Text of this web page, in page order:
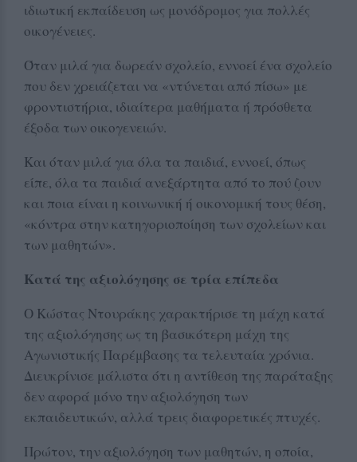
ιδιωτική εκπαίδευση ως μονόδρομος για πολλές
οικογένειες.
Όταν μιλά για δωρεάν σχολείο, εννοεί ένα σχολείο
που δεν χρειάζεται να «ντύνεται από πίσω» με
φροντιστήρια, ιδιαίτερα μαθήματα ή πρόσθετα
έξοδα των οικογενειών.
Και όταν μιλά για όλα τα παιδιά, εννοεί, όπως
είπε, όλα τα παιδιά ανεξάρτητα από το πού ζουν
και ποια είναι η κοινωνική ή οικονομική τους θέση,
«κόντρα στην κατηγοριοποίηση των σχολείων και
των μαθητών».
Κατά της αξιολόγησης σε τρία επίπεδα
Ο Κώστας Ντουράκης χαρακτήρισε τη μάχη κατά
της αξιολόγησης ως τη βασικότερη μάχη της
Αγωνιστικής Παρέμβασης τα τελευταία χρόνια.
Διευκρίνισε μάλιστα ότι η αντίθεση της παράταξης
δεν αφορά μόνο την αξιολόγηση των
εκπαιδευτικών, αλλά τρεις διαφορετικές πτυχές.
Πρώτον, την αξιολόγηση των μαθητών, η οποία,